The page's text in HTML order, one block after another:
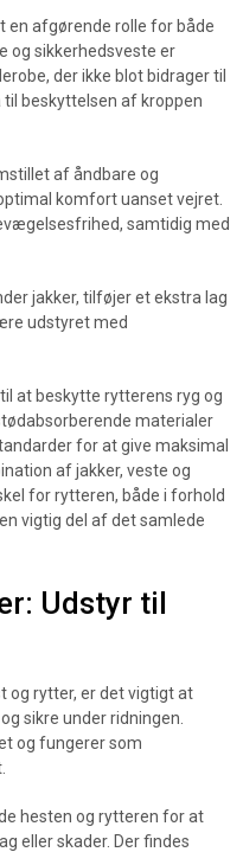
en afgørende rolle for både
og sikkerhedsveste er
der ikke blot bidrager til
beskyttelsen af kroppen
af åndbare og
komfort uanset vejret.
samtidig med
jakker, tilføjer et ekstra lag
udstyret med
at beskytte rytterens ryg og
materialer
for at give maksimal
af jakker, veste og
for rytteren, både i forhold
vigtig del af det samlede
Udstyr til
og rytter, er det vigtigt at
sikre under ridningen.
og fungerer som
hesten og rytteren for at
eller skader. Der findes